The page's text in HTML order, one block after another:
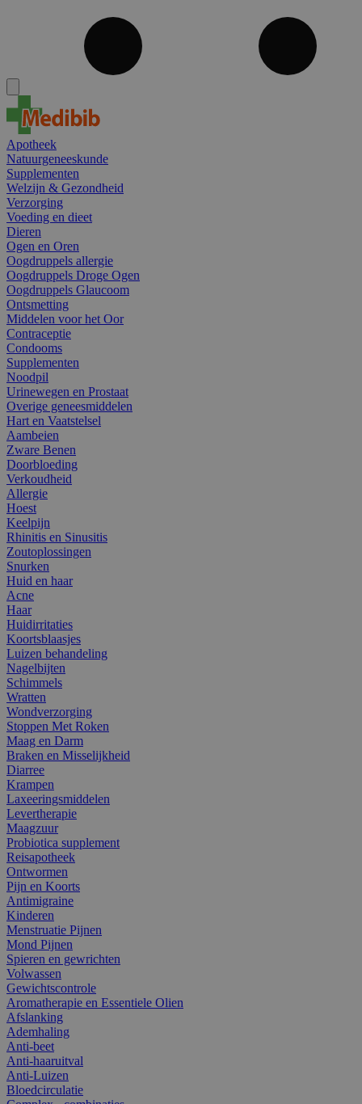
Apotheek
Natuurgeneeskunde
Supplementen
Welzijn & Gezondheid
Verzorging
Voeding en dieet
Dieren
Ogen en Oren
Oogdruppels allergie
Oogdruppels Droge Ogen
Oogdruppels Glaucoom
Ontsmetting
Middelen voor het Oor
Contraceptie
Condooms
Supplementen
Noodpil
Urinewegen en Prostaat
Overige geneesmiddelen
Hart en Vaatstelsel
Aambeien
Zware Benen
Doorbloeding
Verkoudheid
Allergie
Hoest
Keelpijn
Rhinitis en Sinusitis
Zoutoplossingen
Snurken
Huid en haar
Acne
Haar
Huidirritaties
Koortsblaasjes
Luizen behandeling
Nagelbijten
Schimmels
Wratten
Wondverzorging
Stoppen Met Roken
Maag en Darm
Braken en Misselijkheid
Diarree
Krampen
Laxeeringsmiddelen
Levertherapie
Maagzuur
Probiotica supplement
Reisapotheek
Ontwormen
Pijn en Koorts
Antimigraine
Kinderen
Menstruatie Pijnen
Mond Pijnen
Spieren en gewrichten
Volwassen
Gewichtscontrole
Aromatherapie en Essentiele Olien
Afslanking
Ademhaling
Anti-beet
Anti-haaruitval
Anti-Luizen
Bloedcirculatie